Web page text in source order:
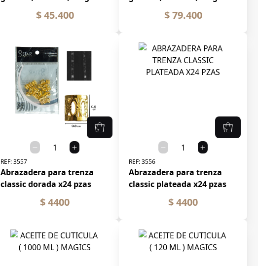
$ 45.400 $ 79.400
REF:3557
Abrazadera para trenza
classic dorada x24 pzas
$ 4400
REF:3556
Abrazadera para trenza
classic plateada x24 pzas
$ 4400